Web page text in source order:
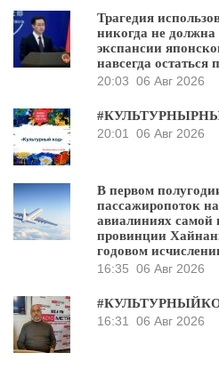
Трагедия
никогда не должна
экспансии
навсегда остаться
20:03 06 Авг 2026
20:01
06 Авг 2026
В первом
пассажиропоток
авиалиниях
провинции
годовом
16:35 06 Авг 2026
16:31
06 Авг 2026